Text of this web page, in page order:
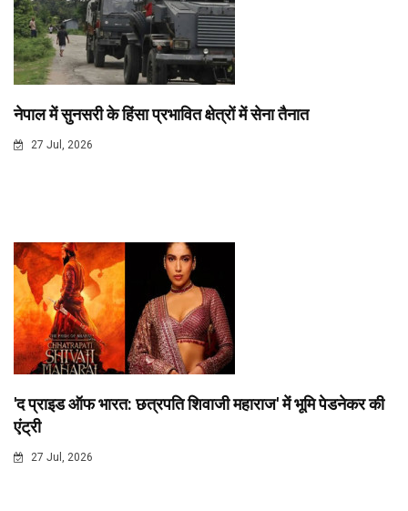
नेपाल में सुनसरी के हिंसा प्रभावित क्षेत्रों में सेना तैनात
27 Jul, 2026
'द प्राइड ऑफ भारत: छत्रपति शिवाजी महाराज' में भूमि पेडनेकर की
एंट्री
27 Jul, 2026